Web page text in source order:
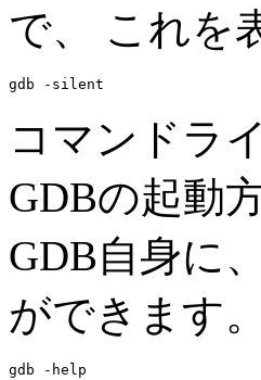
で、 これを
コマンドラ
GDBの起動
GDB自身に
ができます。